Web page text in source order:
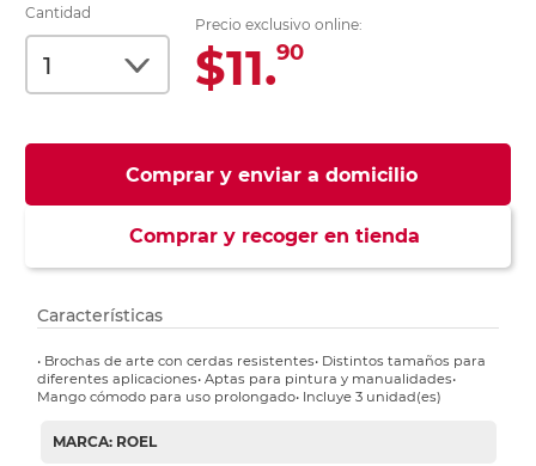
Cantidad
Precio exclusivo online:
$11.90
Comprar y enviar a domicilio
Comprar y recoger en tienda
Características
• Brochas de arte con cerdas resistentes• Distintos tamaños para
diferentes aplicaciones• Aptas para pintura y manualidades•
Mango cómodo para uso prolongado• Incluye 3 unidad(es)
MARCA: ROEL